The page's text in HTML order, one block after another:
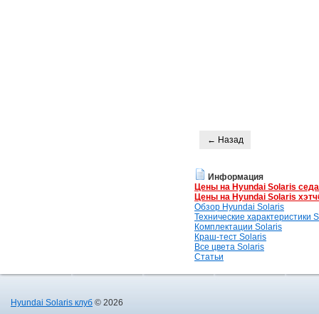
← Назад
Информация
Цены на Hyundai Solaris
Цены на Hyundai Solaris
Обзор Hyundai Solaris
Технические характеристики
Комплектации Solaris
Краш-тест Solaris
Все цвета Solaris
Статьи
Hyundai Solaris клуб © 2026